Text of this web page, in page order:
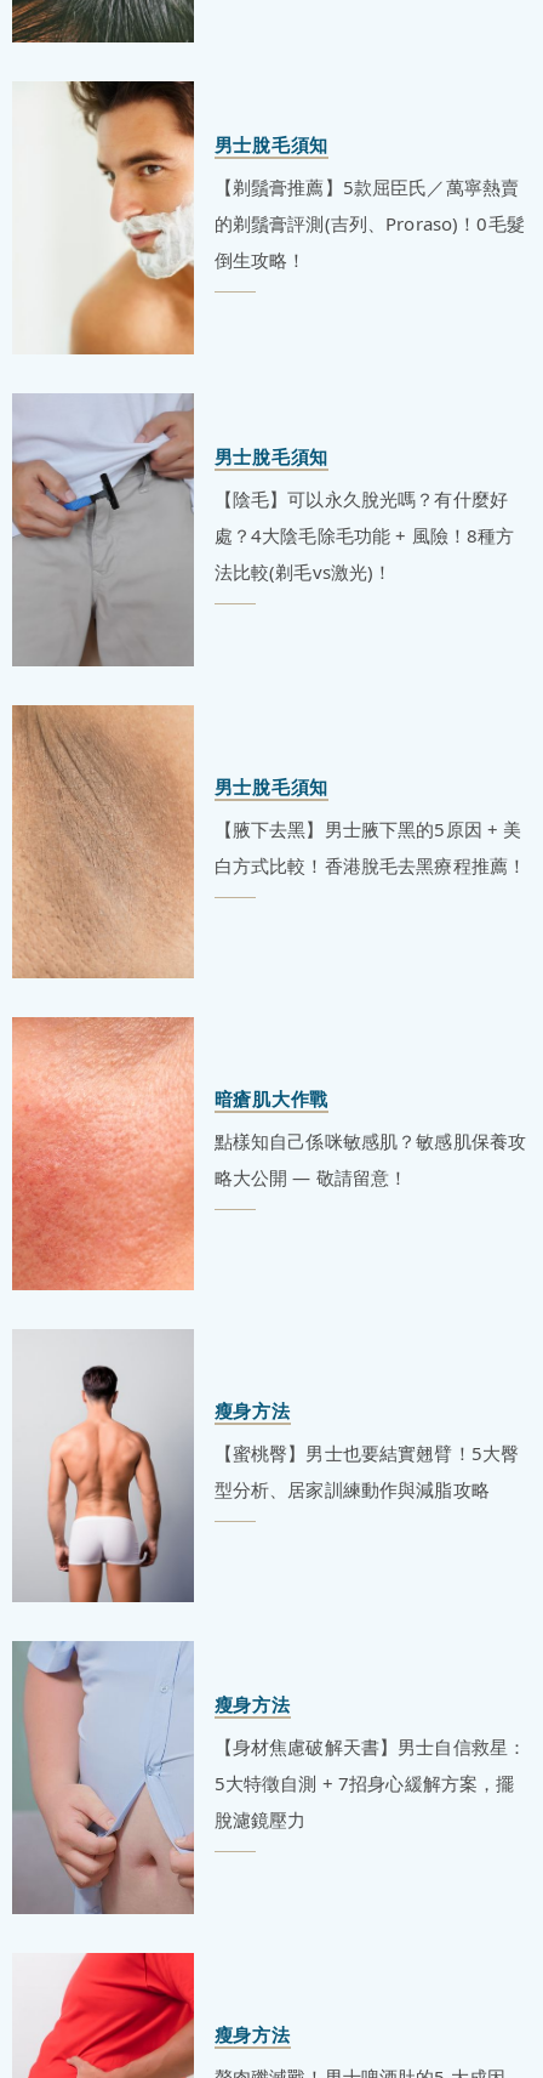
男士脫毛須知
【剃鬚膏推薦】5款屈臣氏／萬寧熱賣
的剃鬚膏評測(吉列、Proraso)！0毛髮
倒生攻略！
男士脫毛須知
【陰毛】可以永久脫光嗎？有什麼好
處？4大陰毛除毛功能 + 風險！8種方
法比較(剃毛vs激光)！
男士脫毛須知
【腋下去黑】男士腋下黑的5原因 + 美
白方式比較！香港脫毛去黑療程推薦！
暗瘡肌大作戰
點樣知自己係咪敏感肌？敏感肌保養攻
略大公開 — 敬請留意！
瘦身方法
【蜜桃臀】男士也要結實翹臂！5大臀
型分析、居家訓練動作與減脂攻略
瘦身方法
【身材焦慮破解天書】男士自信救星：
5大特徵自測 + 7招身心緩解方案，擺
脫濾鏡壓力
瘦身方法